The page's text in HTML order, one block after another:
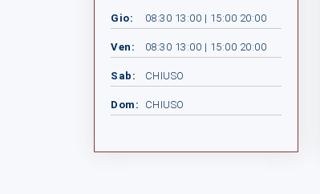
Gio: 08:30 13:00 | 15:00 20:00
Ven: 08:30 13:00 | 15:00 20:00
Sab: CHIUSO
Dom: CHIUSO